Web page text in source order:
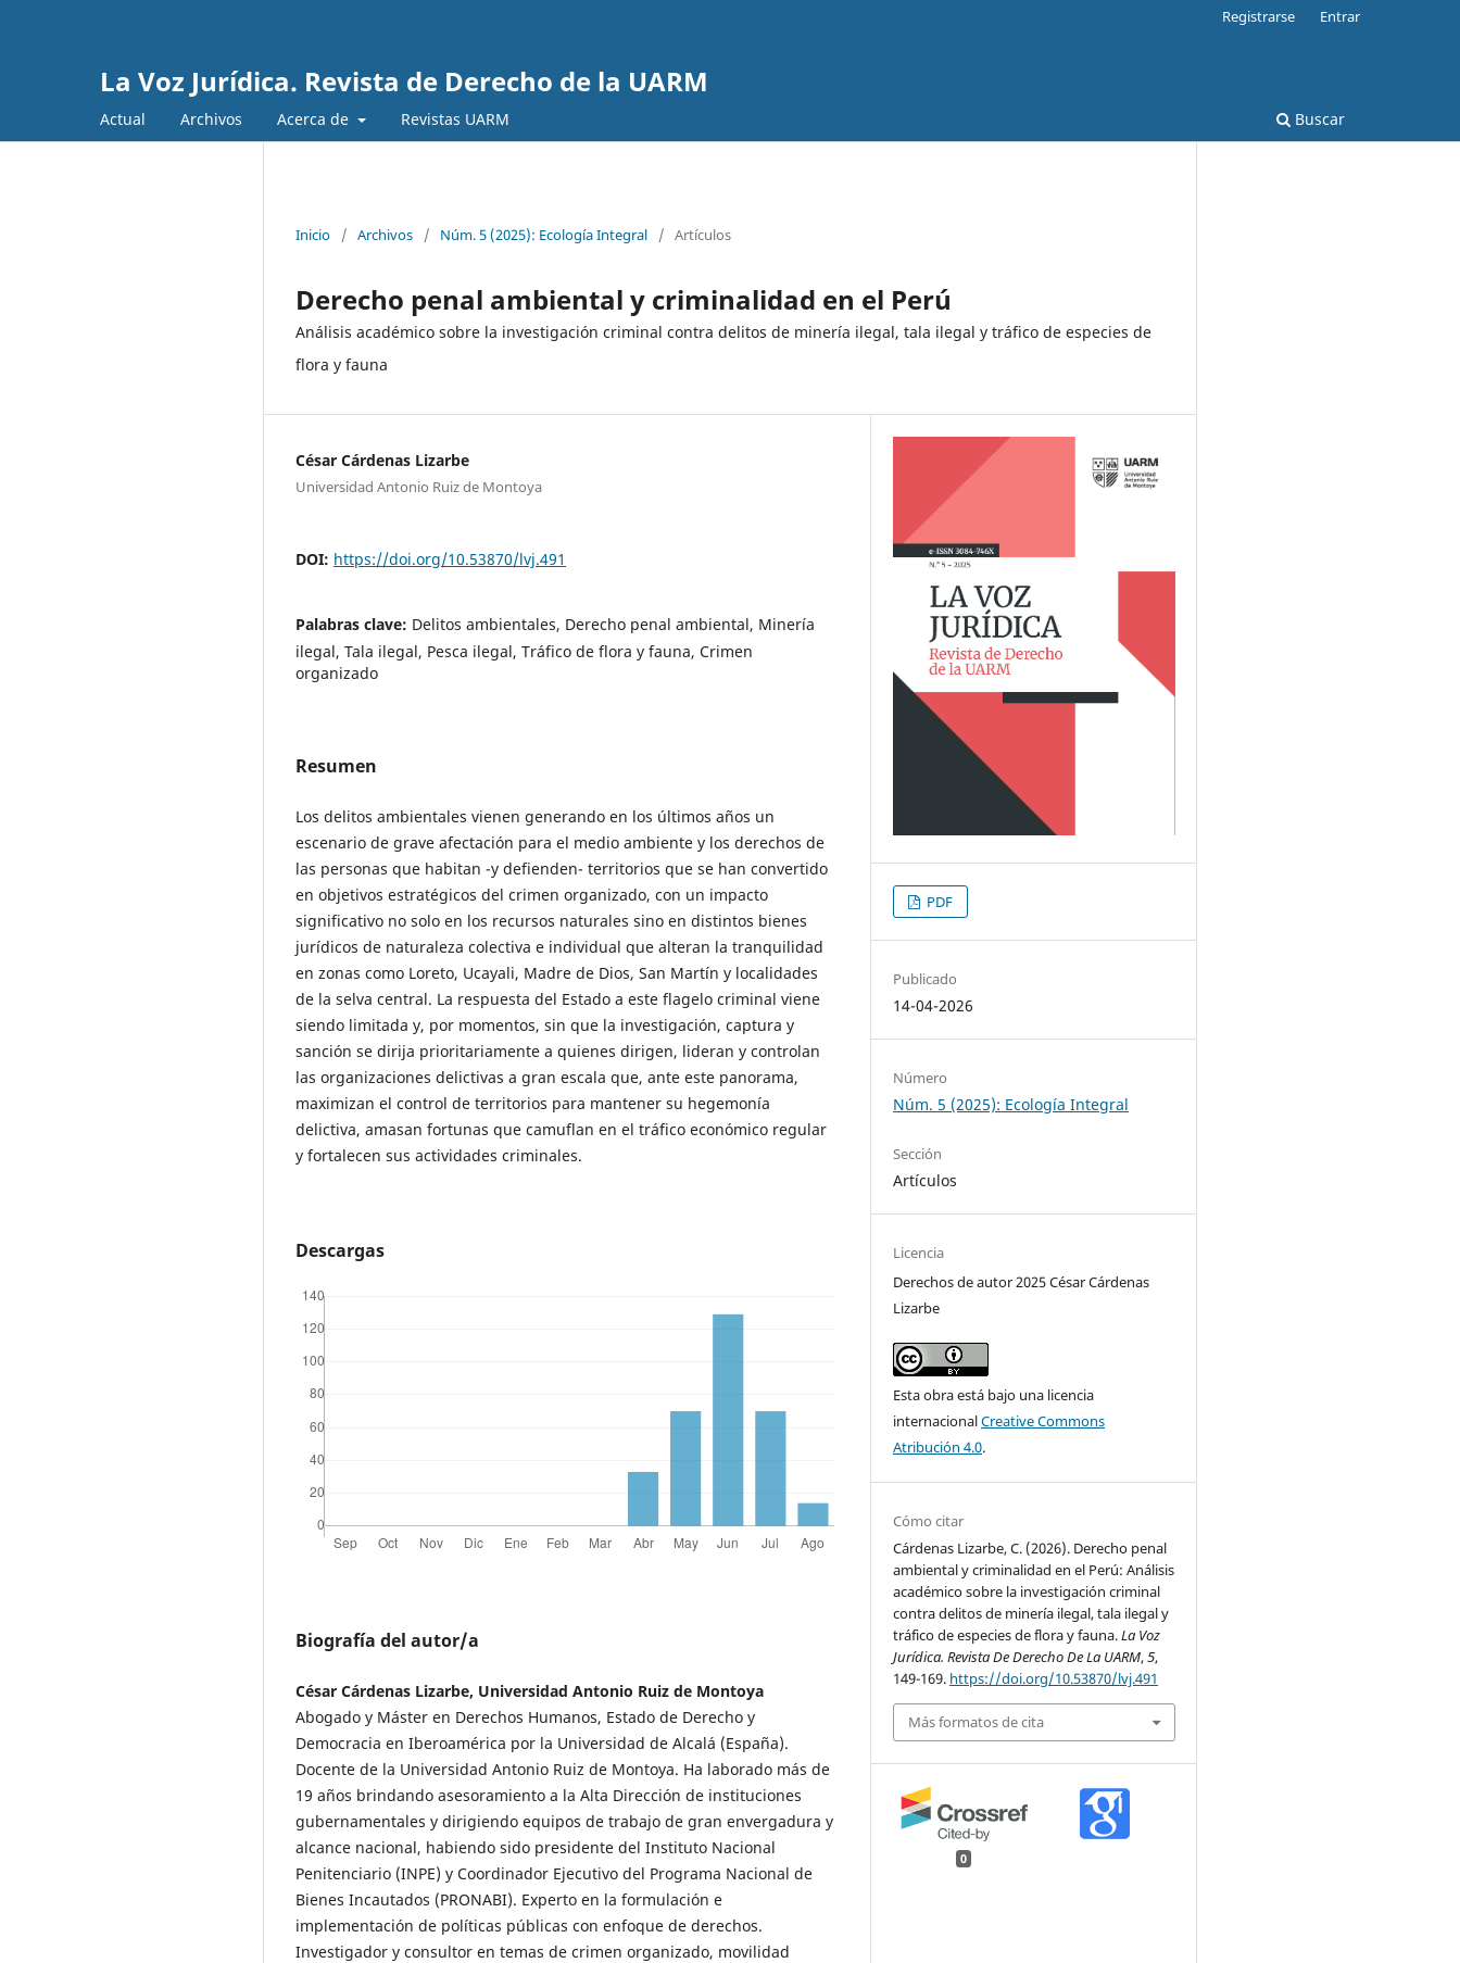
La Voz Jurídica. Revista de Derecho de la UARM
Actual Archivos Acerca de Revistas UARM Buscar
Registrarse Entrar
Inicio / Archivos / Núm. 5 (2025): Ecología Integral / Artículos
Derecho penal ambiental y criminalidad en el Perú
Análisis académico sobre la investigación criminal contra delitos de minería ilegal, tala ilegal y tráfico de especies de
flora y fauna
César Cárdenas Lizarbe
Universidad Antonio Ruiz de Montoya
DOI: https://doi.org/10.53870/lvj.491
Palabras clave: Delitos ambientales, Derecho penal ambiental, Minería
ilegal, Tala ilegal, Pesca ilegal, Tráfico de flora y fauna, Crimen
organizado
Resumen
Los delitos ambientales vienen generando en los últimos años un
escenario de grave afectación para el medio ambiente y los derechos de
las personas que habitan -y defienden- territorios que se han convertido
en objetivos estratégicos del crimen organizado, con un impacto
significativo no solo en los recursos naturales sino en distintos bienes
jurídicos de naturaleza colectiva e individual que alteran la tranquilidad
en zonas como Loreto, Ucayali, Madre de Dios, San Martín y localidades
de la selva central. La respuesta del Estado a este flagelo criminal viene
siendo limitada y, por momentos, sin que la investigación, captura y
sanción se dirija prioritariamente a quienes dirigen, lideran y controlan
las organizaciones delictivas a gran escala que, ante este panorama,
maximizan el control de territorios para mantener su hegemonía
delictiva, amasan fortunas que camuflan en el tráfico económico regular
y fortalecen sus actividades criminales.
Descargas
Biografía del autor/a
César Cárdenas Lizarbe, Universidad Antonio Ruiz de Montoya
Abogado y Máster en Derechos Humanos, Estado de Derecho y
Democracia en Iberoamérica por la Universidad de Alcalá (España).
Docente de la Universidad Antonio Ruiz de Montoya. Ha laborado más de
19 años brindando asesoramiento a la Alta Dirección de instituciones
gubernamentales y dirigiendo equipos de trabajo de gran envergadura y
alcance nacional, habiendo sido presidente del Instituto Nacional
Penitenciario (INPE) y Coordinador Ejecutivo del Programa Nacional de
Bienes Incautados (PRONABI). Experto en la formulación e
implementación de políticas públicas con enfoque de derechos.
Investigador y consultor en temas de crimen organizado, movilidad
PDF
Publicado
14-04-2026
Número
Núm. 5 (2025): Ecología Integral
Sección
Artículos
Licencia
Derechos de autor 2025 César Cárdenas
Lizarbe
Esta obra está bajo una licencia
internacionalCreative Commons
Atribución 4.0.
Cómo citar
Cárdenas Lizarbe, C. (2026). Derecho penal
ambiental y criminalidad en el Perú: Análisis
académico sobre la investigación criminal
contra delitos de minería ilegal, tala ilegal y
tráfico de especies de flora y fauna.La Voz
Jurídica. Revista De Derecho De La UARM,5,
149-169. https://doi.org/10.53870/lvj.491
Más formatos de cita
0